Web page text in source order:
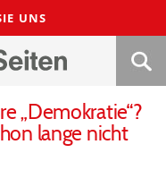
UNS
„Demokratie“?
lange nicht